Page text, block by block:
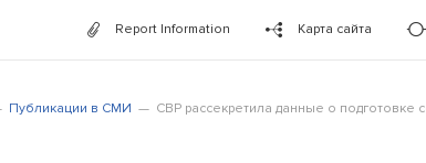
Report Information Карта сайта
Публикации в СМИ
СВР рассекретила данные о подготовке